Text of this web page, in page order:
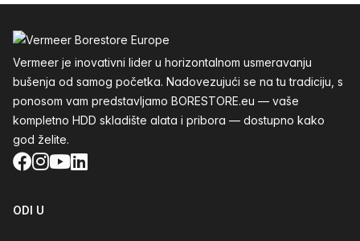
Vermeer je inovativni lider u horizontalnom usmeravanju
bušenja od samog početka. Nadovezujući se na tu tradiciju, s
ponosom vam predstavljamo BORESTORE.eu — vaše
kompletno HDD skladište alata i pribora — dostupno kako
god želite.
Facebook
Instagram
YouTube
LinkedIn
ODI U